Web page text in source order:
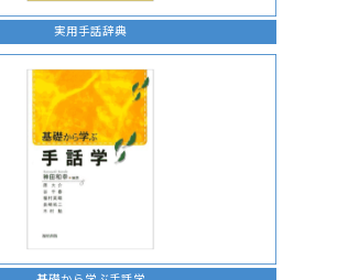
実用手話辞典